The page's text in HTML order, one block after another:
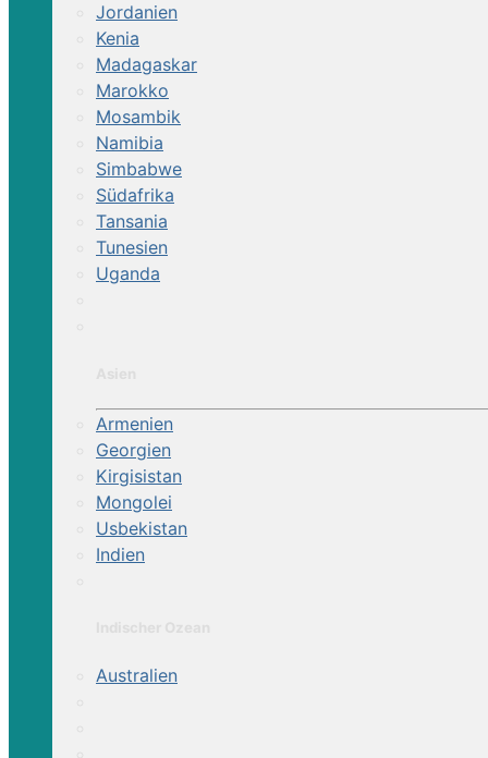
Jordanien
Kenia
Madagaskar
Marokko
Mosambik
Namibia
Simbabwe
Südafrika
Tansania
Tunesien
Uganda
Armenien
Georgien
Kirgisistan
Mongolei
Usbekistan
Indien
Australien
Reittour | Etrusker
Auf den Spuren nobler Herren und